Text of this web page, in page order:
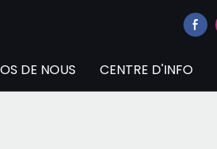
DE NOUS CENTRE D'INFO